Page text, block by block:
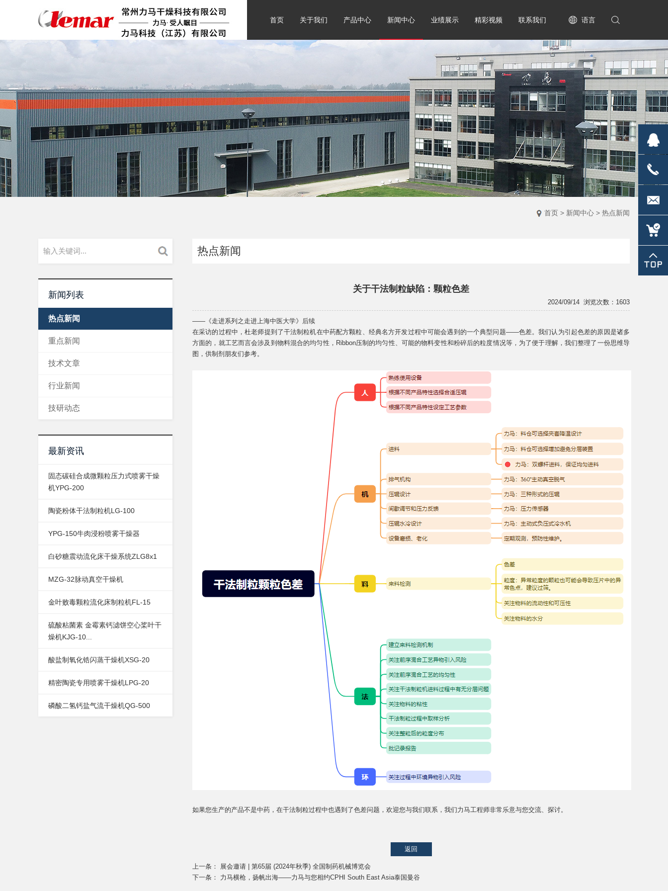
首页 关于我们 产品中心 新闻中心 业绩展示 精彩视频 联系我们 语言
首页 > 新闻中心 > 热点新闻
新闻列表
热点新闻
重点新闻
技术文章
行业新闻
技研动态
最新资讯
固态碳硅合成微颗粒压力式喷雾干燥
机YPG-200
陶瓷粉体干法制粒机LG-100
YPG-150牛肉浸粉喷雾干燥器
白砂糖震动流化床干燥系统ZLG8x1
MZG-32脉动真空干燥机
金叶败毒颗粒流化床制粒机FL-15
硫酸粘菌素 金霉素钙滤饼空心桨叶干
燥机KJG-10...
酸盐制氧化锆闪蒸干燥机XSG-20
精密陶瓷专用喷雾干燥机LPG-20
磷酸二氢钙盐气流干燥机QG-500
热点新闻
关于干法制粒缺陷：颗粒色差
浏览次数：1603
2024/09/14
——《走进系列之走进上海中医大学》后续
在采访的过程中，杜老师提到了干法制粒机在中药配方颗粒、经典名方开发过程中可能会遇到的一个典型问题——色差。我们认为引起色差的原因是诸多
方面的，就工艺而言会涉及到物料混合的均匀性，Ribbon压制的均匀性、可能的物料变性和粉碎后的粒度情况等，为了便于理解，我们整理了一份思维导
图，供制剂朋友们参考。
如果您生产的产品不是中药，在干法制粒过程中也遇到了色差问题，欢迎您与我们联系，我们力马工程师非常乐意与您交流、探讨。
返回
上一条： 展会邀请 | 第65届 (2024年秋季) 全国制药机械博览会
下一条： 力马横枪，扬帆出海——力马与您相约CPHI South East Asia泰国曼谷